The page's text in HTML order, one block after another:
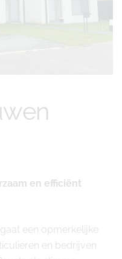
en efficiënt
een opmerkelijke
en bedrijven